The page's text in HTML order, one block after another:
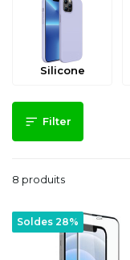
Silicone
Filter
8 produits
Soldes 28%